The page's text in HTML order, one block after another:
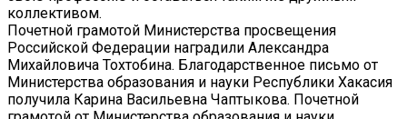
коллективом.
Почетной грамотой Министерства просвещения
Российской Федерации наградили Александра
Михайловича Тохтобина. Благодарственное письмо от
Министерства образования и науки Республики Хакасия
получила Карина Васильевна Чаптыкова. Почетной